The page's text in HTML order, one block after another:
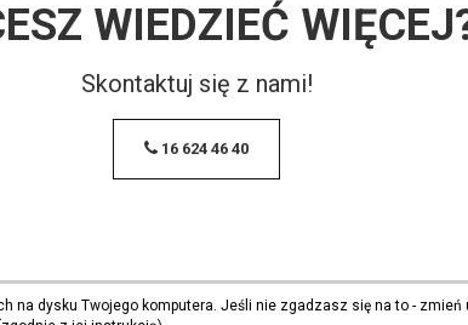
WIEDZIEĆ
Skontaktuj się z nami!
16 624 46 40
na dysku Twojego komputera. Jeśli nie zgadzasz się na to -